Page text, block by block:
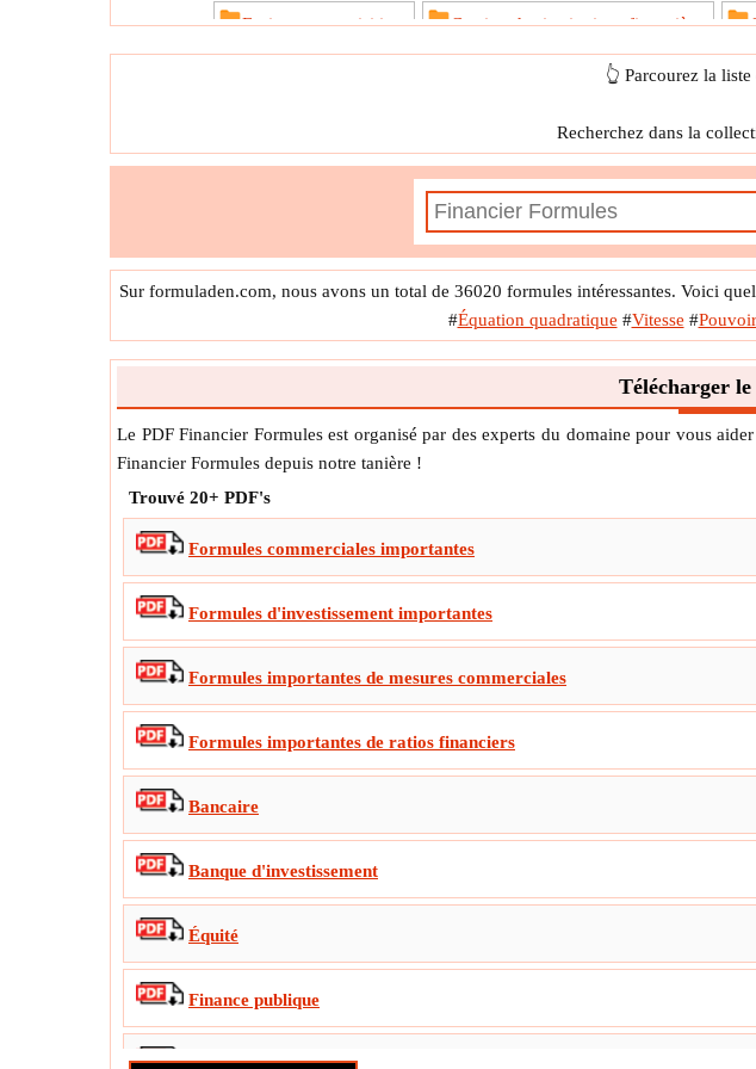
Fusions et acquisitions Gestion des institutions financières
Investissement La
👆 Parcourez la
Recherchez dans la
Sur formuladen.com, nous avons un total de 36020 formules intéressantes. Voici
#Équation quadratique #Vitesse #Pouvoir
Télécharger
Le PDF Financier Formules est organisé par des experts du domaine pour vous
Financier Formules depuis notre tanière !
Trouvé 20+ PDF's
Formules commerciales importantes
Formules d'investissement importantes
Formules importantes de mesures commerciales
Formules importantes de ratios financiers
Bancaire
Banque d'investissement
Équité
Finance publique
Fusions et acquisitions